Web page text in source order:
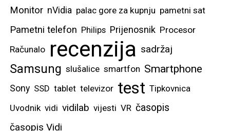
Monitor nVidia palac gore za kupnju pametni sat
Pametni telefon Philips Prijenosnik Procesor
Računalo recenzija sadržaj
Samsung slušalice smartfon Smartphone
Sony SSD tablet televizor test Tipkovnica
Uvodnik vidi vidilab vijesti VR časopis
časopis Vidi